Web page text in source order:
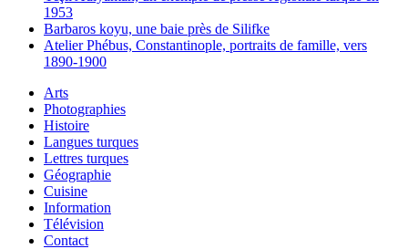
1953
Barbaros koyu, une baie près de Silifke
Atelier Phébus, Constantinople, portraits de famille, vers
1890-1900
Arts
Photographies
Histoire
Langues turques
Lettres turques
Géographie
Cuisine
Information
Télévision
Contact